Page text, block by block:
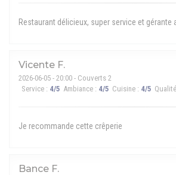
Restaurant délicieux, super service et gérante
Vicente F
2026-06-05 - 20:00 - Couverts 2
Service : 4/5 Ambiance : 4/5 Cuisine : 4/5
Je recommande cette crêperie
Bance F